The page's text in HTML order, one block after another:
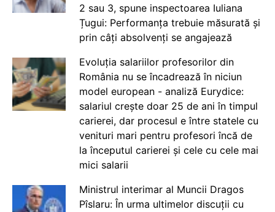
2 sau 3, spune inspectoarea Iuliana
Țugui: Performanța trebuie măsurată și
prin câți absolvenți se angajează
Evoluția salariilor profesorilor din
România nu se încadrează în niciun
model european - analiză Eurydice:
salariul crește doar 25 de ani în timpul
carierei, dar procesul e între statele cu
venituri mari pentru profesori încă de
la începutul carierei și cele cu cele mai
mici salarii
Ministrul interimar al Muncii Dragos
Pîslaru: În urma ultimelor discuții cu